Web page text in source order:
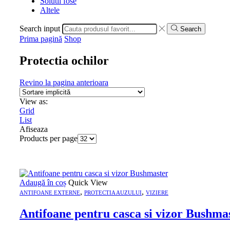
Altele
Search input Search
Prima pagină Shop
Protectia ochilor
Revino la pagina anterioara
View as:
Grid
List
Afiseaza
Products per page
Adaugă în coș Quick View
ANTIFOANE EXTERNE, PROTECTIA AUZULUI, VIZIERE
Antifoane pentru casca si vizor